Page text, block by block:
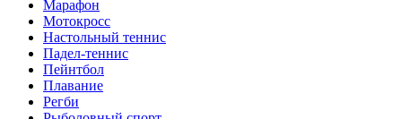
Марафон
Мотокросс
Настольный теннис
Падел-теннис
Пейнтбол
Плавание
Регби